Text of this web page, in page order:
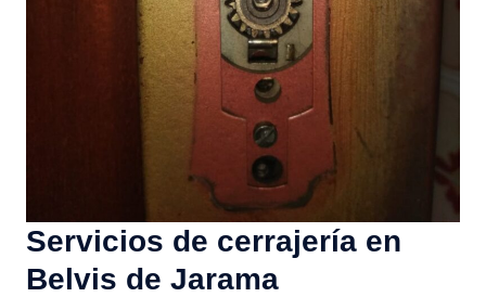
Servicios de cerrajería en
Belvis de Jarama